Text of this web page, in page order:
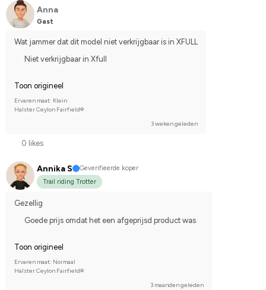
Anna
Gast
Wat jammer dat dit model niet verkrijgbaar is in XFULL
Niet verkrijgbaar in Xfull
Toon origineel
Ervaren maat: Klein
Halster Ceylon Fairfield®
3 weken geleden
0 likes
Annika S
Geverifieerde koper
Trail riding Trotter
Gezellig
Goede prijs omdat het een afgeprijsd product was
Toon origineel
Ervaren maat: Normaal
Halster Ceylon Fairfield®
3 maanden geleden